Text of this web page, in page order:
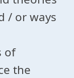
/ or ways
of
the